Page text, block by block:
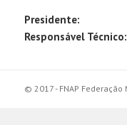
Presidente:
Responsável Técnico:
© 2017 - FNAP